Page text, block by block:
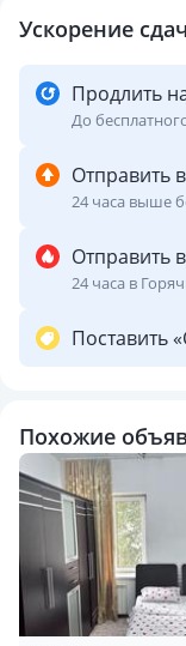
Ускорение
Продлить
До
Отправить
24 часа выше
Отправить
24 часа в
Поставить
Похожие